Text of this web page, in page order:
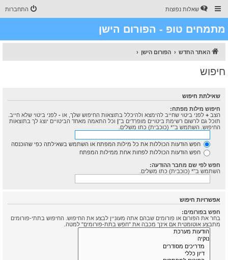
שאלות נפוצות התחברות
מתמחים טופ - הפורום הישן
האתר החדש הפורום הישן
חיפוש
שאילתת חיפוש
חיפוש מילות מפתח:
הצב + לפני ביטוי שחייב להימצא ולהיכלל בתוצאות החיפוש שלך, או - לפני ביטוי שלא חייב.
תוכל גם לרשום רשימת ביטויים מופרדים ב־| וכל התאמה מאחד הביטויים יוצג לך בתוצאות
החיפוש. השתמש ב־* (כוכבית) כתו משלים.
חפש הודעות הכוללות את כל מילות המפתח או השתמש בשאילתה כפי שהוכנסה
חפש הודעות הכוללות לפחות אחת ממילות המפתח
חפש לפי שם מחבר ההודעה:
השתמש ב־* (כוכבית) כתו משלים.
אפשרויות חיפוש
חפש בפורומים:
בחר את הפורום או פורומים שבהם אתה מעוניין לבצע את החיפוש. החיפוש בתתי-פורומים
מתבצע אוטומטית אם אינך מכבה את "חפש בתת-פורומים" למטה.